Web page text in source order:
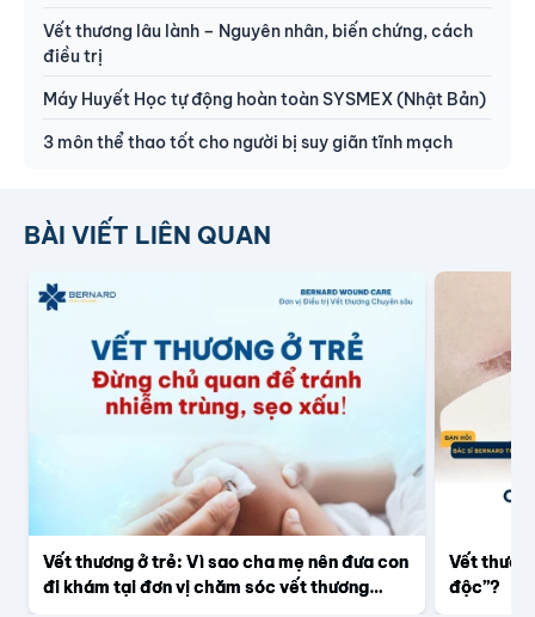
Vết thương lâu lành – Nguyên nhân, biến chứng, cách
điều trị
Máy Huyết Học tự động hoàn toàn SYSMEX (Nhật Bản)
3 môn thể thao tốt cho người bị suy giãn tĩnh mạch
BÀI VIẾT LIÊN QUAN
Vết thương ở trẻ: Vì sao cha mẹ nên đưa con
đi khám tại đơn vị chăm sóc vết thương
Vết
độc”?